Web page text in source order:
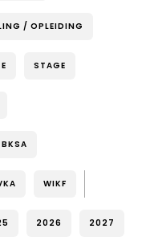
/ OPLEIDING
STAGE
BKSA
WIKF
2026 2027